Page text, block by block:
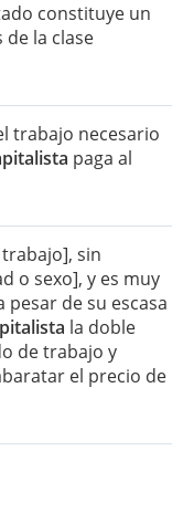
constituye un
la clase
trabajo necesario
paga al
sin
o sexo], y es muy
pesar de su escasa
la doble
de trabajo y
el precio de